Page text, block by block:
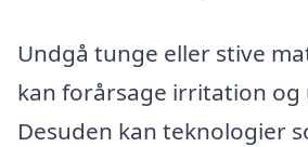
Undgå tunge eller stive
kan forårsage irritation og
Desuden kan teknologier